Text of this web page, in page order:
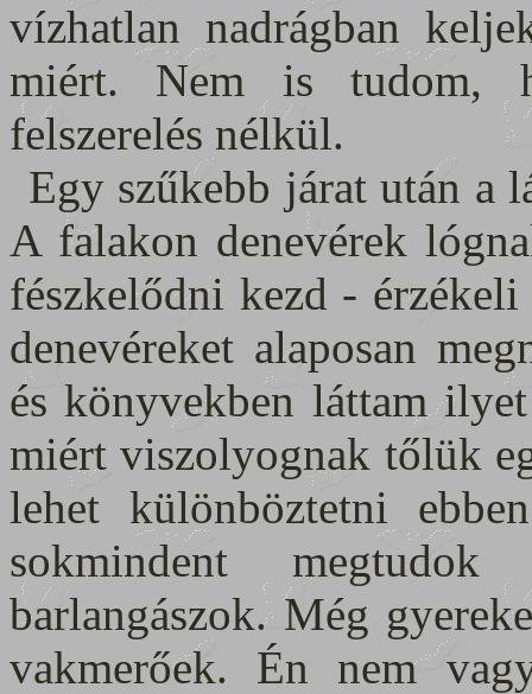
vízhatlan nadrágban
miért. Nem is tudom,
felszerelés nélkül.
Egy szűkebb járat után a
A falakon denevérek
fészkelődni kezd -
denevéreket alaposan
és könyvekben láttam
miért viszolyognak tőlük
lehet különböztetni
sokmindent
barlangászok. Még
vakmerőek. Én nem